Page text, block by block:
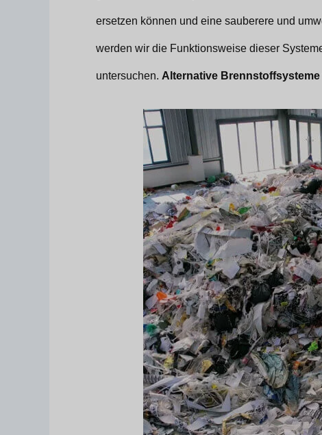
ersetzen können und eine sauberere und
werden wir die Funktionsweise dieser
untersuchen. Alternative Brennstoffsysteme